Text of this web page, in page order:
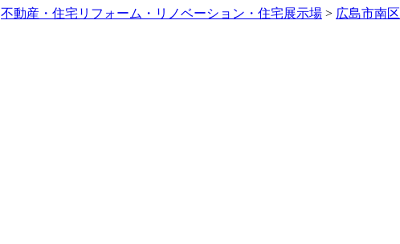
不動産・住宅リフォーム・リノベーション・住宅展示場 > 広島市南区